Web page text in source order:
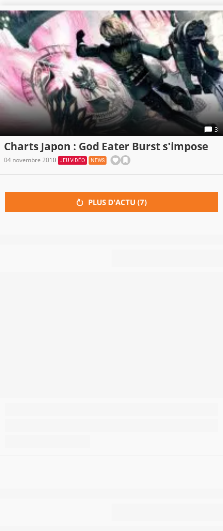
3
Charts Japon : God Eater Burst s'impose
04 novembre 2010 JEU VIDÉO NEWS
PLUS D'ACTU (7)